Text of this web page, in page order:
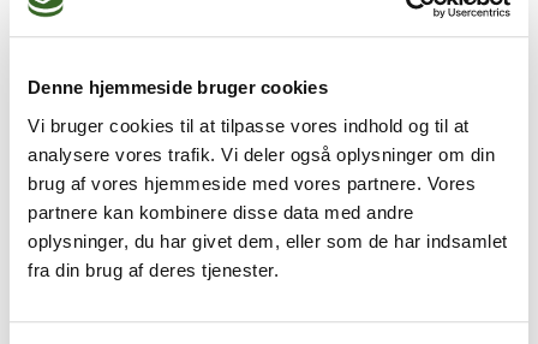
Denne hjemmeside bruger cookies
Vi bruger cookies til at tilpasse vores indhold og til at
analysere vores trafik. Vi deler også oplysninger om din
brug af vores hjemmeside med vores partnere. Vores
partnere kan kombinere disse data med andre
oplysninger, du har givet dem, eller som de har indsamlet
fra din brug af deres tjenester.
Jeg praktiserer følgende
terapiformer
Oplevelsesorienteret terapi,
Gestaltterapi, Systemisk terapi,
Psykodynamisk terapi,